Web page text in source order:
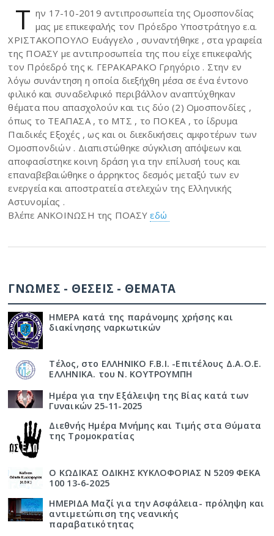
Τ ην 17-10-2019 αντιπροσωπεία της Ομοσπονδίας
μας με επικεφαλής τον Πρόεδρο Υποστράτηγο ε.α.
ΧΡΙΣΤΑΚΟΠΟΥΛΟ Ευάγγελο , συναντήθηκε , στα γραφεία
της ΠΟΑΣΥ με αντιπροσωπεία της που είχε επικεφαλής
τον Πρόεδρό της κ. ΓΕΡΑΚΑΡΑΚΟ Γρηγόριο . Στην εν
λόγω συνάντηση η οποία διεξήχθη μέσα σε ένα έντονο
φιλικό και συναδελφικό περιβάλλον αναπτύχθηκαν
θέματα που απασχολούν και τις δύο (2) Ομοσπονδίες ,
όπως το ΤΕΑΠΑΣΑ , το ΜΤΣ , το ΠΟΚΕΑ , το ίδρυμα
Παιδικές Εξοχές , ως και οι διεκδικήσεις αμφοτέρων των
Ομοσπονδιών . Διαπιστώθηκε σύγκλιση απόψεων και
αποφασίστηκε κοινη δράση για την επίλυσή τους και
επαναβεβαιώθηκε ο άρρηκτος δεσμός μεταξύ των εν
ενεργεία και αποστρατεία στελεχών της Ελληνικής
Αστυνομίας .
Βλέπε ΑΝΚΟΙΝΩΣΗ της ΠΟΑΣΥεδώ
ΓΝΩΜΕΣ - ΘΕΣΕΙΣ - ΘΕΜΑΤΑ
ΗΜΕΡΑ κατά της παράνομης χρήσης και
διακίνησης ναρκωτικών
Τέλος, στο ΕΛΛΗΝΙΚΟ F.B.I. -Επιτέλους Δ.Α.Ο.Ε.
ΕΛΛΗΝΙΚΑ. του Ν. ΚΟΥΤΡΟΥΜΠΗ
Ημέρα για την Εξάλειψη της Βίας κατά των
Γυναικών 25-11-2025
Διεθνής Ημέρα Μνήμης και Τιμής στα Θύματα
της Τρομοκρατίας
Ο ΚΩΔΙΚΑΣ ΟΔΙΚΗΣ ΚΥΚΛΟΦΟΡΙΑΣ Ν 5209 ΦΕΚΑ
100 13-6-2025
ΗΜΕΡΙΔΑ Μαζί για την Ασφάλεια- πρόληψη και
αντιμετώπιση της νεανικής
παραβατικότητας